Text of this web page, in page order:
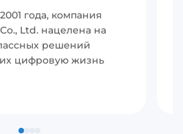
года, компания
Ltd. нацелена на
решений
цифровую жизнь